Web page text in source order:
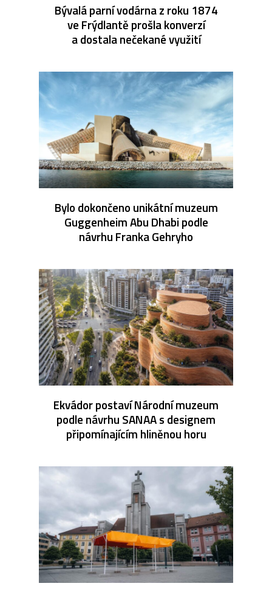
Bývalá parní vodárna z roku 1874
ve Frýdlantě prošla konverzí
a dostala nečekané využití
Bylo dokončeno unikátní muzeum
Guggenheim Abu Dhabi podle
návrhu Franka Gehryho
Ekvádor postaví Národní muzeum
podle návrhu SANAA s designem
připomínajícím hliněnou horu